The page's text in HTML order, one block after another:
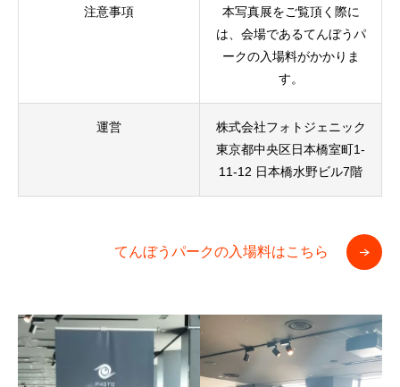
注意事項
本写真展をご覧頂く際に
は、会場であるてんぼうパ
ークの入場料がかかりま
す。
運営
株式会社フォトジェニック
東京都中央区日本橋室町1-
11-12 日本橋水野ビル7階
てんぼうパークの入場料はこちら